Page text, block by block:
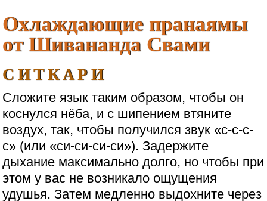
Охлаждающие пранаямы
от Шивананда Свами
СИТКАРИ
Сложите язык таким образом, чтобы он
коснулся нёба, и с шипением втяните
воздух, так, чтобы получился звук «с-с-с-
с» (или «си-си-си-си»). Задержите
дыхание максимально долго, но чтобы при
этом у вас не возникало ощущения
удушья. Затем медленно выдохните через